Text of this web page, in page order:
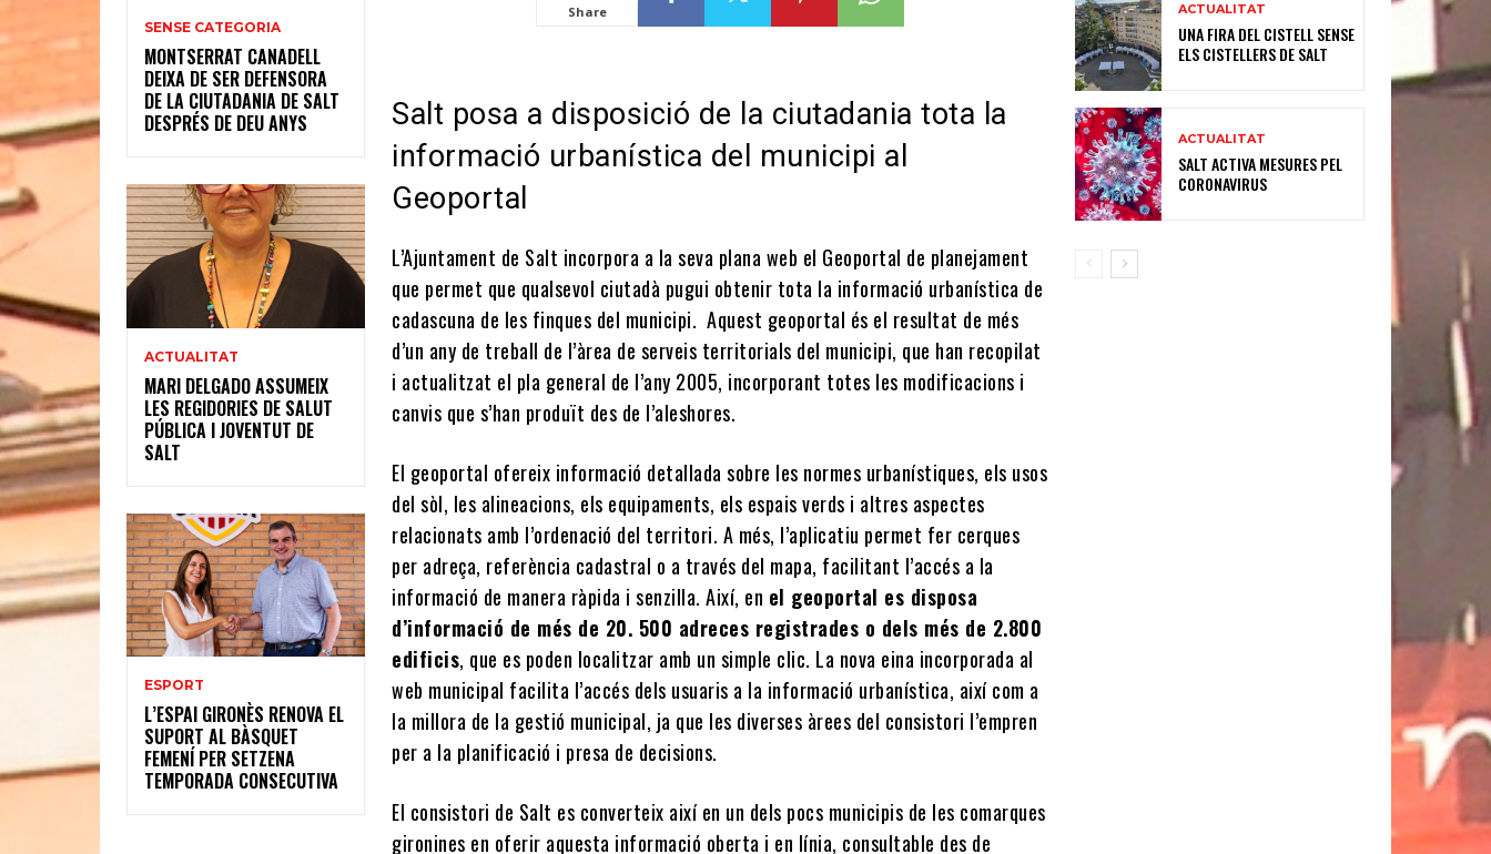
SENSE CATEGORIA
MONTSERRAT CANADELL
DEIXA DE SER DEFENSORA
DE LA CIUTADANIA DE SALT
DESPRÉS DE DEU ANYS
ACTUALITAT
MARI DELGADO ASSUMEIX
LES REGIDORIES DE SALUT
PÚBLICA I JOVENTUT DE
SALT
ESPORT
L’ESPAI GIRONÈS RENOVA EL
SUPORT AL BÀSQUET
FEMENÍ PER SETZENA
TEMPORADA CONSECUTIVA
Share
Salt posa a disposició de la ciutadania tota la
informació urbanística del municipi al
Geoportal
L’Ajuntament de Salt incorpora a la seva plana web el Geoportal de planejament
que permet que qualsevol ciutadà pugui obtenir tota la informació urbanística de
cadascuna de les finques del municipi. Aquest geoportal és el resultat de més
d’un any de treball de l’àrea de serveis territorials del municipi, que han recopilat
i actualitzat el pla general de l’any 2005, incorporant totes les modificacions i
canvis que s’han produït des de l’aleshores.
El geoportal ofereix informació detallada sobre les normes urbanístiques, els usos
del sòl, les alineacions, els equipaments, els espais verds i altres aspectes
relacionats amb l’ordenació del territori. A més, l’aplicatiu permet fer cerques
per adreça, referència cadastral o a través del mapa, facilitant l’accés a la
informació de manera ràpida i senzilla. Així, en el geoportal es disposa
d’informació de més de 20. 500 adreces registrades o dels més de 2.800
edificis, que es poden localitzar amb un simple clic. La nova eina incorporada al
web municipal facilita l’accés dels usuaris a la informació urbanística, així com a
la millora de la gestió municipal, ja que les diverses àrees del consistori l’empren
per a la planificació i presa de decisions.
El consistori de Salt es converteix així en un dels pocs municipis de les comarques
gironines en oferir aquesta informació oberta i en línia, consultable des de
ACTUALITAT
UNA FIRA DEL CISTELL SENSE
ELS CISTELLERS DE SALT
ACTUALITAT
SALT ACTIVA MESURES PEL
CORONAVIRUS